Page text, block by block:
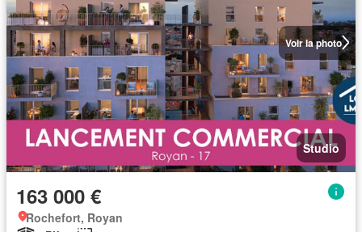
Voir la photo
Studio
163 000 €
Rochefort, Royan